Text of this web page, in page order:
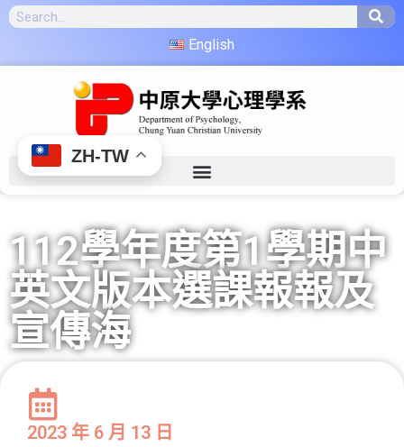
English
112學年度第1學期中
英文版本選課報報及
宣傳海
2023 年 6 月 13 日
ZH-TW